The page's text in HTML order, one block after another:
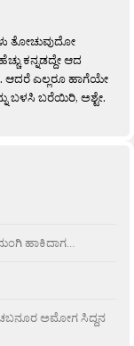
ತೋಚುವುದೋ
ಕನ್ನಡದ್ದೇ ಆದ
ಆದರೆ ಎಲ್ಲರೂ ಹಾಗೆಯೇ
ಬಳಸಿ ಬರೆಯಿರಿ, ಅಶ್ಟೇ.
ಹಾಕಿದಾಗ…
ಅಮೋಗ ಸಿದ್ದನ